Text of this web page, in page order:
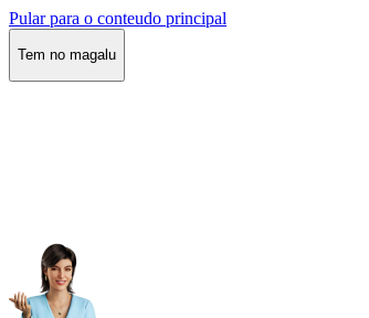
Pular para o conteudo principal
Tem no magalu